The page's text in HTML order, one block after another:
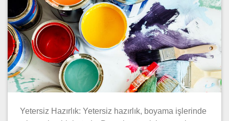
Yetersiz Hazırlık: Yetersiz hazırlık, boyama işlerinde